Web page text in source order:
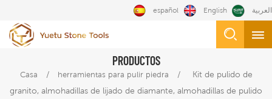
español English العربية
PRODUCTOS
Casa / herramientas para pulir piedra /
Kit de pulido de
granito, almohadillas de lijado de diamante, almohadillas de pulido